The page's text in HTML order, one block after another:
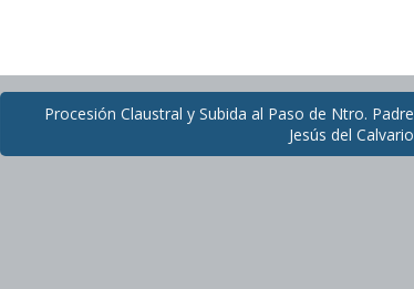
Procesión Claustral y Subida al Paso de Ntro. Padre
Jesús del Calvario